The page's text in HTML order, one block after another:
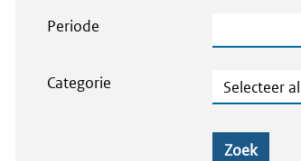
Periode Begindatum
Categorie Categorie
Zoek